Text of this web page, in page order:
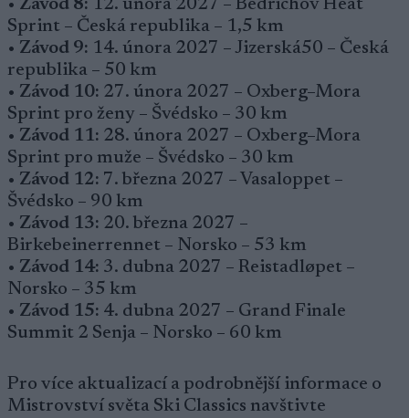
• Závod 8: 12. února 2027 – Bedřichov Heat
Sprint – Česká republika – 1,5 km
• Závod 9: 14. února 2027 – Jizerská50 – Česká
republika – 50 km
• Závod 10: 27. února 2027 – Oxberg–Mora
Sprint pro ženy – Švédsko – 30 km
• Závod 11: 28. února 2027 – Oxberg–Mora
Sprint pro muže – Švédsko – 30 km
• Závod 12: 7. března 2027 – Vasaloppet –
Švédsko – 90 km
• Závod 13: 20. března 2027 –
Birkebeinerrennet – Norsko – 53 km
• Závod 14: 3. dubna 2027 – Reistadløpet –
Norsko – 35 km
• Závod 15: 4. dubna 2027 – Grand Finale
Summit 2 Senja – Norsko – 60 km
Pro více aktualizací a podrobnější informace o
Mistrovství světa Ski Classics navštivte